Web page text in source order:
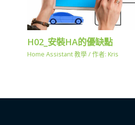
H02_安裝HA的優缺點
Home Assistant 教學 / 作者: Kris